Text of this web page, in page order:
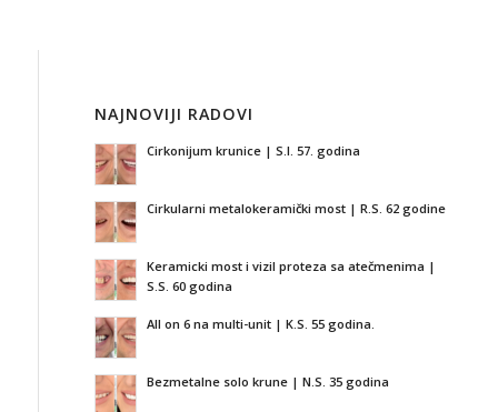
NAJNOVIJI RADOVI
Cirkonijum krunice | S.I. 57. godina
Cirkularni metalokeramički most | R.S. 62 godine
Keramicki most i vizil proteza sa atečmenima |
S.S. 60 godina
All on 6 na multi-unit | K.S. 55 godina.
Bezmetalne solo krune | N.S. 35 godina